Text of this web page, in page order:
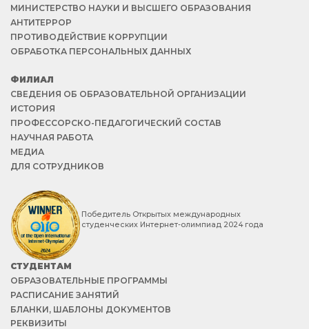
МИНИСТЕРСТВО НАУКИ И ВЫСШЕГО ОБРАЗОВАНИЯ
АНТИТЕРРОР
ПРОТИВОДЕЙСТВИЕ КОРРУПЦИИ
ОБРАБОТКА ПЕРСОНАЛЬНЫХ ДАННЫХ
ФИЛИАЛ
СВЕДЕНИЯ ОБ ОБРАЗОВАТЕЛЬНОЙ ОРГАНИЗАЦИИ
ИСТОРИЯ
ПРОФЕССОРСКО-ПЕДАГОГИЧЕСКИЙ СОСТАВ
НАУЧНАЯ РАБОТА
МЕДИА
ДЛЯ СОТРУДНИКОВ
Победитель Открытых международных
студенческих Интернет-олимпиад 2024 года
СТУДЕНТАМ
ОБРАЗОВАТЕЛЬНЫЕ ПРОГРАММЫ
РАСПИСАНИЕ ЗАНЯТИЙ
БЛАНКИ, ШАБЛОНЫ ДОКУМЕНТОВ
РЕКВИЗИТЫ